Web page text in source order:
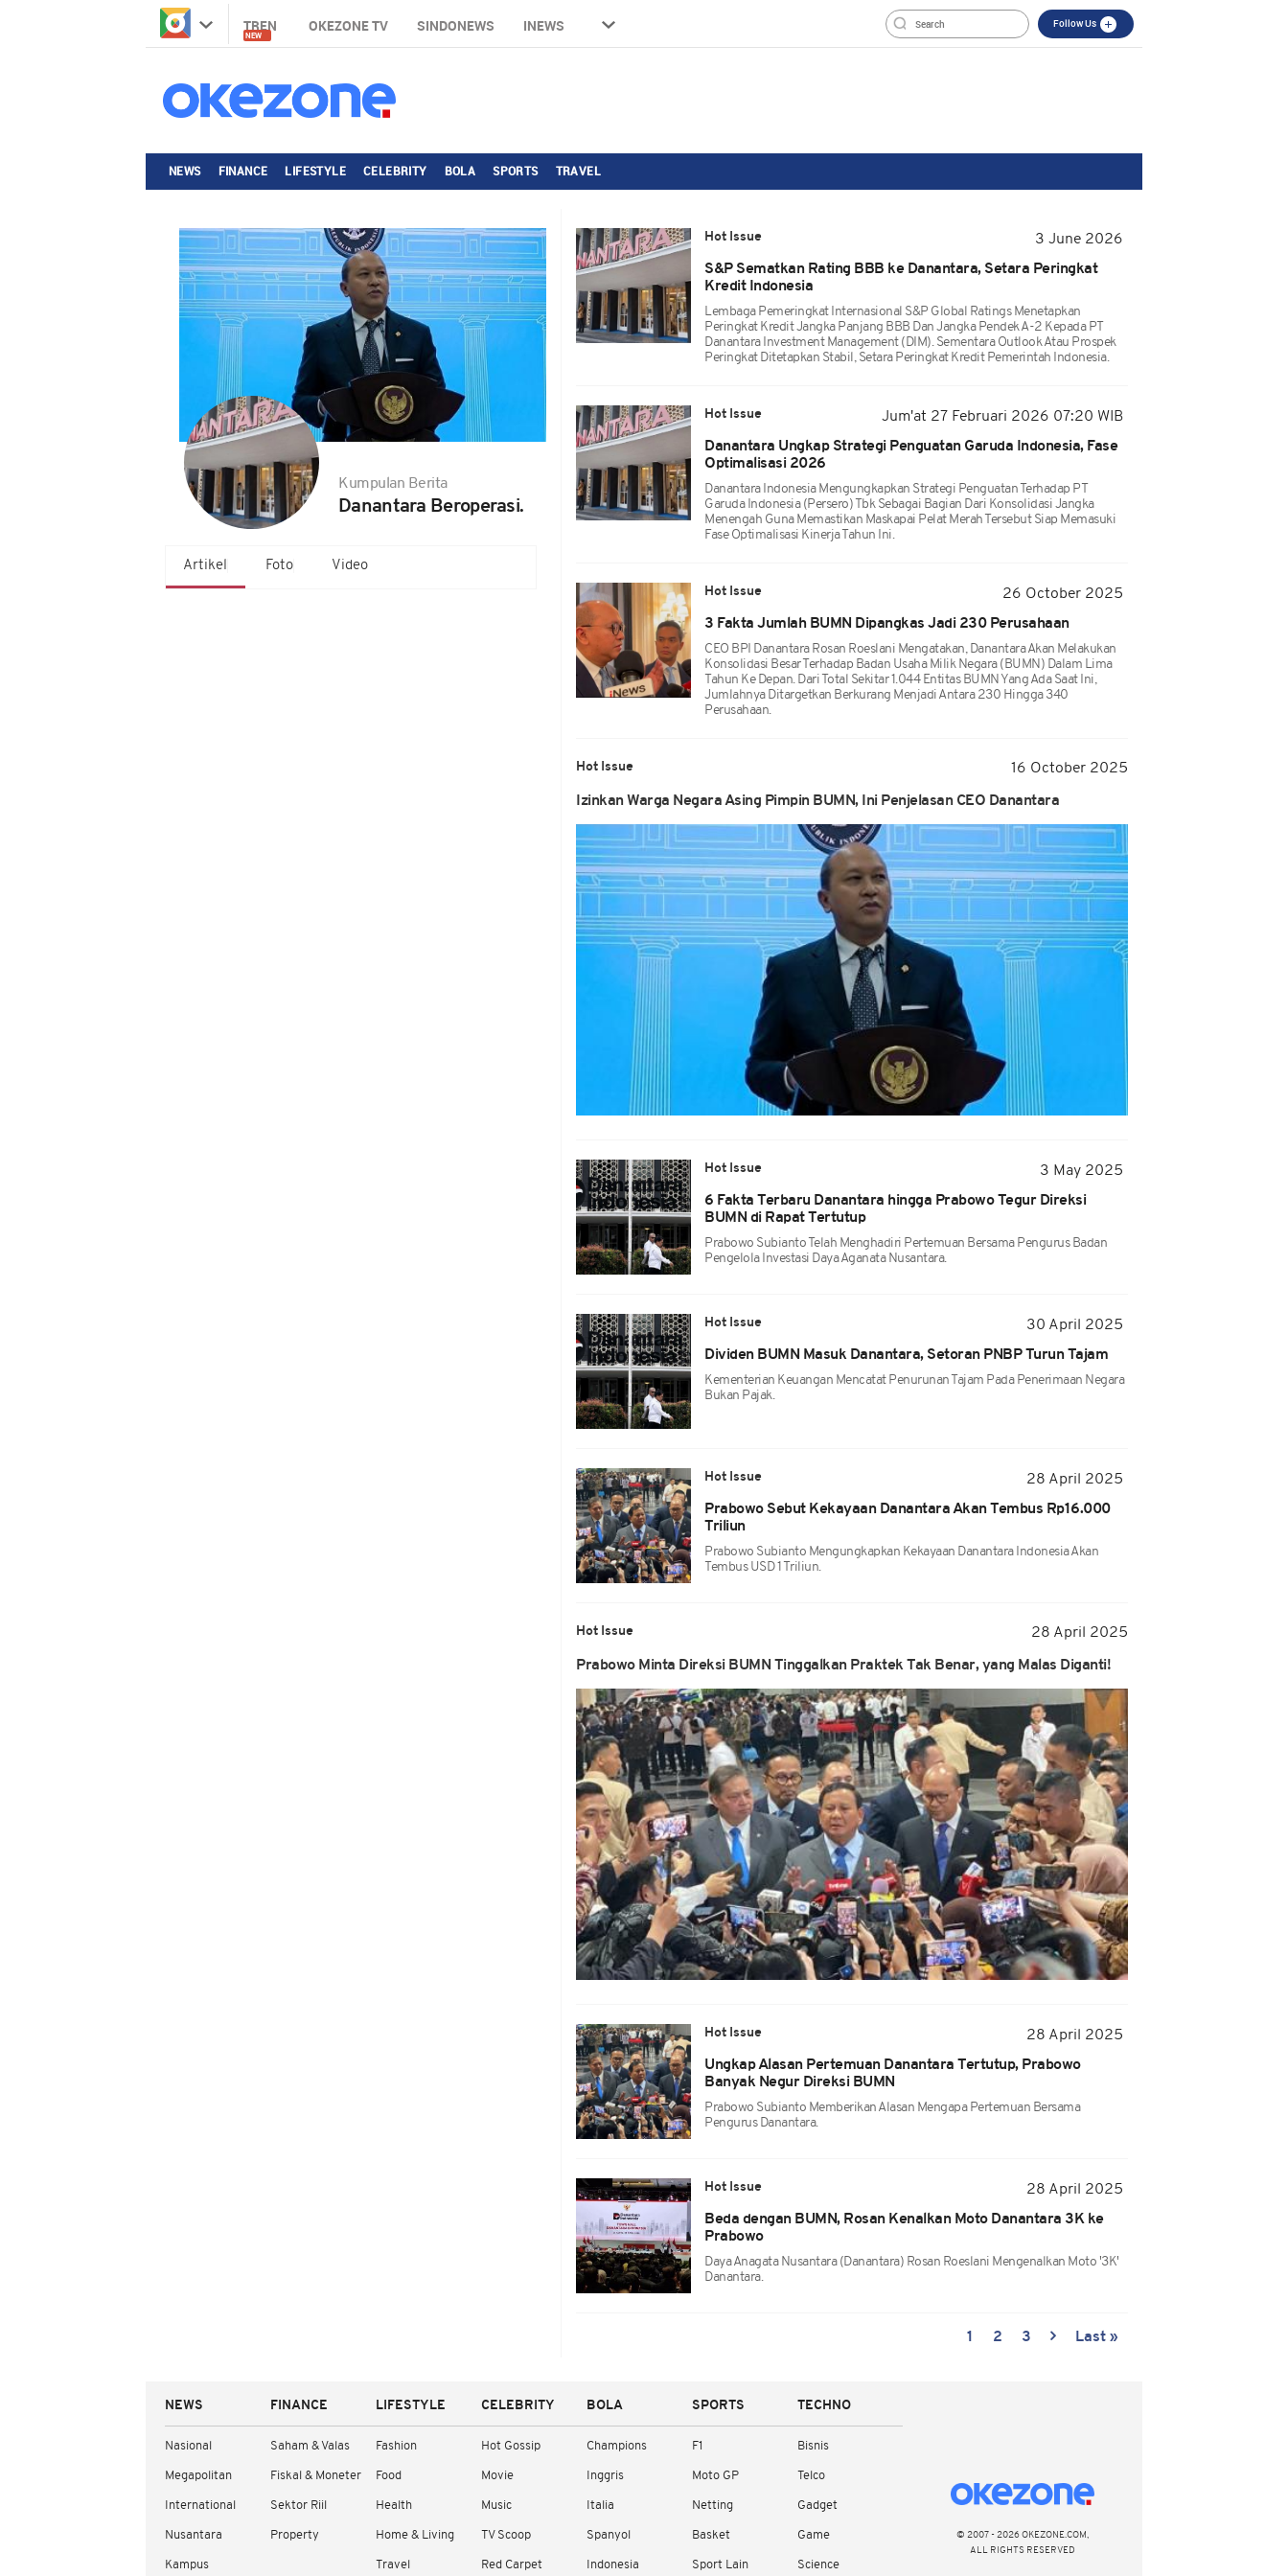
TREN
NEW
OKEZONE TV SINDONEWS INEWS Follow Us
NEWS FINANCE LIFESTYLE CELEBRITY BOLA SPORTS TRAVEL
Kumpulan Berita
Danantara Beroperasi.
Artikel Foto Video
Hot Issue
3 June 2026
S&P Sematkan Rating BBB ke Danantara, Setara Peringkat
Kredit Indonesia
Lembaga Pemeringkat Internasional S&P Global Ratings Menetapkan
Peringkat Kredit Jangka Panjang BBB Dan Jangka Pendek A-2 Kepada PT
Danantara Investment Management (DIM). Sementara Outlook Atau Prospek
Peringkat Ditetapkan Stabil, Setara Peringkat Kredit Pemerintah Indonesia.
Hot Issue
Jum'at 27 Februari 2026 07:20 WIB
Danantara Ungkap Strategi Penguatan Garuda Indonesia, Fase
Optimalisasi 2026
Danantara Indonesia Mengungkapkan Strategi Penguatan Terhadap PT
Garuda Indonesia (Persero) Tbk Sebagai Bagian Dari Konsolidasi Jangka
Menengah Guna Memastikan Maskapai Pelat Merah Tersebut Siap Memasuki
Fase Optimalisasi Kinerja Tahun Ini.
Hot Issue
26 October 2025
3 Fakta Jumlah BUMN Dipangkas Jadi 230 Perusahaan
CEO BPI Danantara Rosan Roeslani Mengatakan, Danantara Akan Melakukan
Konsolidasi Besar Terhadap Badan Usaha Milik Negara (BUMN) Dalam Lima
Tahun Ke Depan. Dari Total Sekitar 1.044 Entitas BUMN Yang Ada Saat Ini,
Jumlahnya Ditargetkan Berkurang Menjadi Antara 230 Hingga 340
Perusahaan.
Hot Issue 16 October 2025
Izinkan Warga Negara Asing Pimpin BUMN, Ini Penjelasan CEO Danantara
Hot Issue
3 May 2025
6 Fakta Terbaru Danantara hingga Prabowo Tegur Direksi
BUMN di Rapat Tertutup
Prabowo Subianto Telah Menghadiri Pertemuan Bersama Pengurus Badan
Pengelola Investasi Daya Aganata Nusantara.
Hot Issue
30 April 2025
Dividen BUMN Masuk Danantara, Setoran PNBP Turun Tajam
Kementerian Keuangan Mencatat Penurunan Tajam Pada Penerimaan Negara
Bukan Pajak.
Hot Issue
28 April 2025
Prabowo Sebut Kekayaan Danantara Akan Tembus Rp16.000
Triliun
Prabowo Subianto Mengungkapkan Kekayaan Danantara Indonesia Akan
Tembus USD 1 Triliun.
Hot Issue 28 April 2025
Prabowo Minta Direksi BUMN Tinggalkan Praktek Tak Benar, yang Malas Diganti!
Hot Issue
28 April 2025
Ungkap Alasan Pertemuan Danantara Tertutup, Prabowo
Banyak Negur Direksi BUMN
Prabowo Subianto Memberikan Alasan Mengapa Pertemuan Bersama
Pengurus Danantara.
Hot Issue
28 April 2025
Beda dengan BUMN, Rosan Kenalkan Moto Danantara 3K ke
Prabowo
Daya Anagata Nusantara (Danantara) Rosan Roeslani Mengenalkan Moto '3K'
Danantara.
1 2 3 Last »
NEWS
Nasional
Megapolitan
International
Nusantara
Kampus
FINANCE
Saham & Valas
Fiskal & Moneter
Sektor Riil
Property
LIFESTYLE
Fashion
Food
Health
Home & Living
Travel
CELEBRITY
Hot Gossip
Movie
Music
TV Scoop
Red Carpet
BOLA
Champions
Inggris
Italia
Spanyol
Indonesia
SPORTS
F1
Moto GP
Netting
Basket
Sport Lain
TECHNO
Bisnis
Telco
Gadget
Game
Science
© 2007 - 2026 OKEZONE.COM,
ALL RIGHTS RESERVED